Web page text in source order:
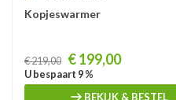
Kopjeswarmer
Prijs
€ 219,00 € 199,00
U bespaart 9 %
BEKIJK & BESTEL